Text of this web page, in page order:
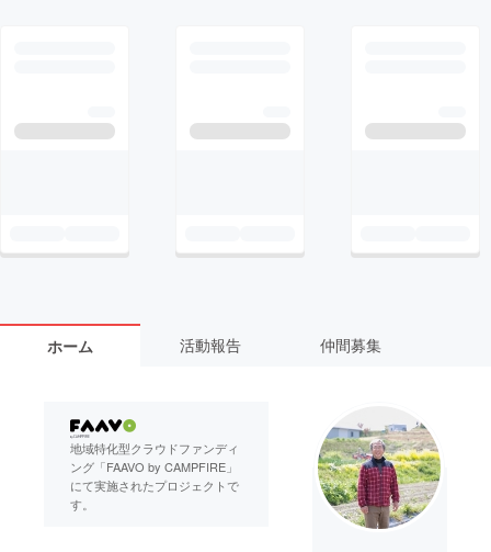
ホーム 活動報告 仲間募集
地域特化型クラウドファンディ
ング「FAAVO by CAMPFIRE」
にて実施されたプロジェクトで
す。